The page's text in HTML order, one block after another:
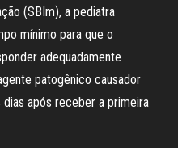
(SBIm), a pediatra
mínimo para que o
adequadamente
patogênico causador
após receber a primeira